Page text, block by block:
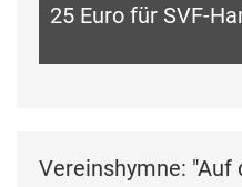
25 Euro für SVF-
Vereinshymne: "Auf